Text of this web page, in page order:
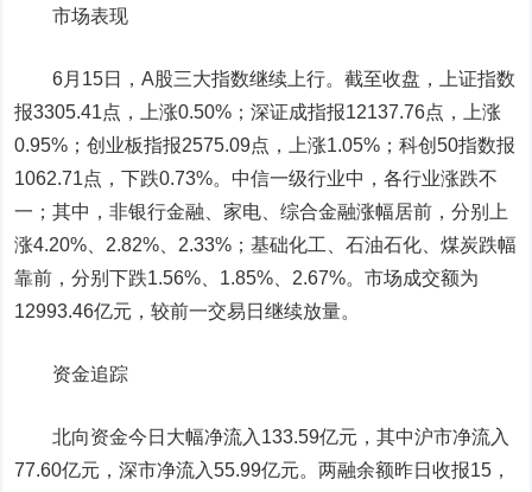
市场表现
6月15日，A股三大指数继续上行。截至收盘，上证指数
报3305.41点，上涨0.50%；深证成指报12137.76点，上涨
0.95%；创业板指报2575.09点，上涨1.05%；科创50指数报
1062.71点，下跌0.73%。中信一级行业中，各行业涨跌不
一；其中，非银行金融、家电、综合金融涨幅居前，分别上
涨4.20%、2.82%、2.33%；基础化工、石油石化、煤炭跌幅
靠前，分别下跌1.56%、1.85%、2.67%。市场成交额为
12993.46亿元，较前一交易日继续放量。
资金追踪
北向资金今日大幅净流入133.59亿元，其中沪市净流入
77.60亿元，深市净流入55.99亿元。两融余额昨日收报15，